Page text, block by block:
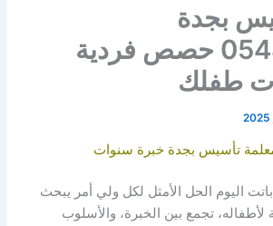
بجدة
0548805918 حصص فردية
طفلك
تأسيس بجدة خبرة سنوات
اليوم الحل الأمثل لكل ولي أمر يبحث
لأطفاله، تجمع بين الخبرة، والأسلوب